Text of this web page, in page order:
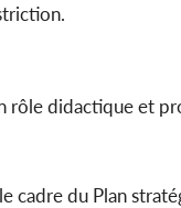
rôle didactique et
cadre du Plan